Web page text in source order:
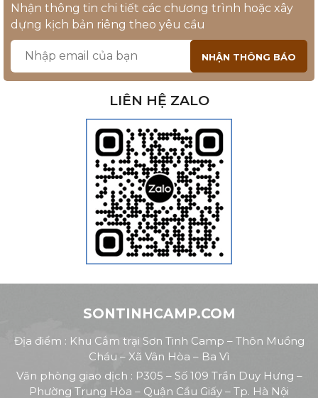
Nhận thông tin chi tiết các chương trình hoặc xây
dựng kịch bản riêng theo yêu cầu
LIÊN HỆ ZALO
SONTINHCAMP.COM
Địa điểm : Khu Cắm trại Sơn Tinh Camp – Thôn Muồng
Cháu – Xã Vân Hòa – Ba Vì
Văn phòng giao dịch : P305 – Số 109 Trần Duy Hưng –
Phường Trung Hòa – Quận Cầu Giấy – Tp. Hà Nội